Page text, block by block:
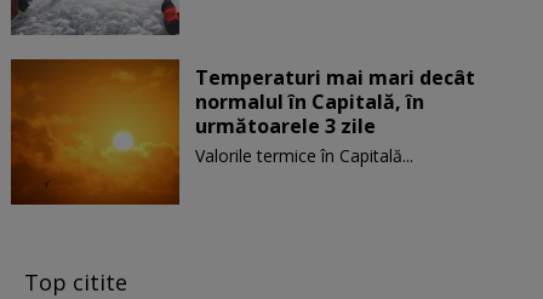
Temperaturi mai mari decât
normalul în Capitală, în
următoarele 3 zile
Valorile termice în Capitală...
Top citite